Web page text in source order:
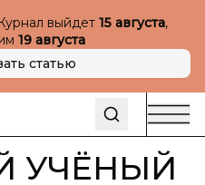
выйдет 15 августа,
19 августа
статью
УЧЁНЫЙ